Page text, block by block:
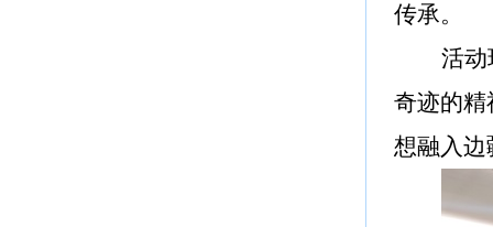
传承。
活动
奇迹的精
想融入边